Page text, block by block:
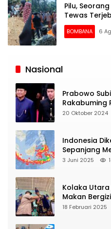
Pilu,
Tewas
BOMBANA 6
Siaran
Nasional
Prabowo
Rakabuming
Presiden dan
20 Oktober 2024
Indonesia
Sepanjang
Yang Intens
3 Juni 2025
Kolaka Utara
Makan
Terbanyak
18 Februari 2025